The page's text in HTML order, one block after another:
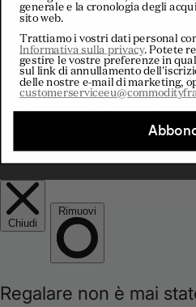
t
r
y
r
e
g
i
PrivacyCookie
Termini e
Termini e
Avviso legale
generale e la cronologia degli
sito web.
Trattiamo i vostri dati personal
Informativa sulla privacy. Potete
gestire le vostre preferenze in
sul link di annullamento
delle nostre e-mail di marketing,